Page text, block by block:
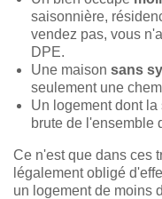
saisonnière,
vendez pas, vous
DPE.
Une maison sans
seulement une
Un logement dont
brute de l'ensemble
Ce n'est que dans ces
légalement obligé
un logement de moins